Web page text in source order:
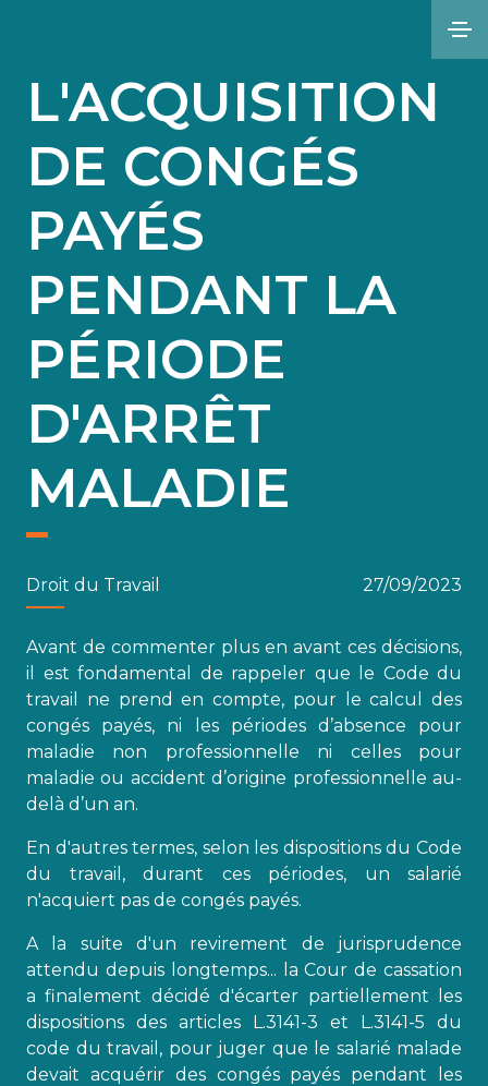
L'ACQUISITION
DE CONGÉS
PAYÉS
PENDANT LA
PÉRIODE
D'ARRÊT
MALADIE
Droit du Travail 27/09/2023
Avant de commenter plus en avant ces décisions,
il est fondamental de rappeler que le Code du
travail ne prend en compte, pour le calcul des
congés payés, ni les périodes d’absence pour
maladie non professionnelle ni celles pour
maladie ou accident d’origine professionnelle au-
delà d’un an.
En d'autres termes, selon les dispositions du Code
du travail, durant ces périodes, un salarié
n'acquiert pas de congés payés.
A la suite d'un revirement de jurisprudence
attendu depuis longtemps... la Cour de cassation
a finalement décidé d'écarter partiellement les
dispositions des articles L.3141-3 et L.3141-5 du
code du travail, pour juger que le salarié malade
devait acquérir des congés payés pendant les